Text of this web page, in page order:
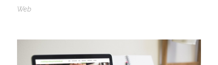
Web